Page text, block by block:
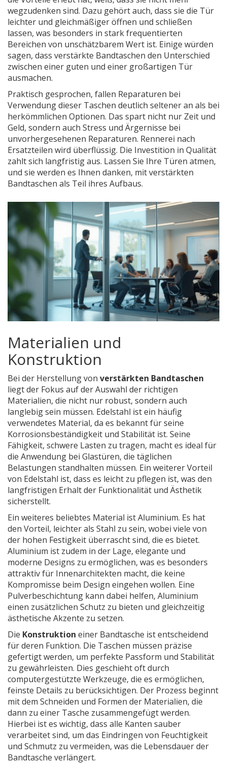
wegzudenken sind. Dazu gehört auch, dass sie die Tür
leichter und gleichmäßiger öffnen und schließen
lassen, was besonders in stark frequentierten
Bereichen von unschätzbarem Wert ist. Einige würden
sagen, dass verstärkte Bandtaschen den Unterschied
zwischen einer guten und einer großartigen Tür
ausmachen.
Praktisch gesprochen, fallen Reparaturen bei
Verwendung dieser Taschen deutlich seltener an als bei
herkömmlichen Optionen. Das spart nicht nur Zeit und
Geld, sondern auch Stress und Ärgernisse bei
unvorhergesehenen Reparaturen. Rennerei nach
Ersatzteilen wird überflüssig. Die Investition in Qualität
zahlt sich langfristig aus. Lassen Sie Ihre Türen atmen,
und sie werden es Ihnen danken, mit verstärkten
Bandtaschen als Teil ihres Aufbaus.
Materialien und
Konstruktion
Bei der Herstellung von verstärkten Bandtaschen
liegt der Fokus auf der Auswahl der richtigen
Materialien, die nicht nur robust, sondern auch
langlebig sein müssen. Edelstahl ist ein häufig
verwendetes Material, da es bekannt für seine
Korrosionsbeständigkeit und Stabilität ist. Seine
Fähigkeit, schwere Lasten zu tragen, macht es ideal für
die Anwendung bei Glastüren, die täglichen
Belastungen standhalten müssen. Ein weiterer Vorteil
von Edelstahl ist, dass es leicht zu pflegen ist, was den
langfristigen Erhalt der Funktionalität und Ästhetik
sicherstellt.
Ein weiteres beliebtes Material ist Aluminium. Es hat
den Vorteil, leichter als Stahl zu sein, wobei viele von
der hohen Festigkeit überrascht sind, die es bietet.
Aluminium ist zudem in der Lage, elegante und
moderne Designs zu ermöglichen, was es besonders
attraktiv für Innenarchitekten macht, die keine
Kompromisse beim Design eingehen wollen. Eine
Pulverbeschichtung kann dabei helfen, Aluminium
einen zusätzlichen Schutz zu bieten und gleichzeitig
ästhetische Akzente zu setzen.
Die Konstruktion einer Bandtasche ist entscheidend
für deren Funktion. Die Taschen müssen präzise
gefertigt werden, um perfekte Passform und Stabilität
zu gewährleisten. Dies geschieht oft durch
computergestützte Werkzeuge, die es ermöglichen,
feinste Details zu berücksichtigen. Der Prozess beginnt
mit dem Schneiden und Formen der Materialien, die
dann zu einer Tasche zusammengefügt werden.
Hierbei ist es wichtig, dass alle Kanten sauber
verarbeitet sind, um das Eindringen von Feuchtigkeit
und Schmutz zu vermeiden, was die Lebensdauer der
Bandtasche verlängert.